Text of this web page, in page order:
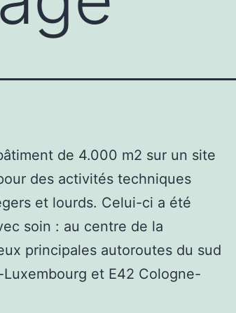
de 4.000 m2 sur un site
des activités techniques
et lourds. Celui-ci a été
soin : au centre de la
principales autoroutes du sud
et E42 Cologne-